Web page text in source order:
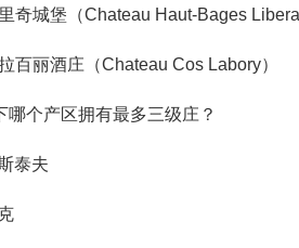
奇城堡（Chateau Haut-Bages Liberal
百丽酒庄（Chateau Cos Labory）
哪个产区拥有最多三级庄？
泰夫